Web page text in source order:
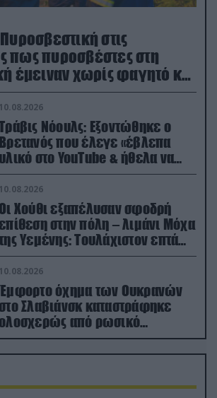
στις
πως πυροσβέστες στη
έμειναν χωρίς φαγητό και
10.08.2026
Νόουλς: Εξοντώθηκε ο
Βρετανός που έλεγε «έβλεπα
υλικό στο YouTube & ήθελα να
τους Ρώσους» (βίντεο)
10.08.2026
Οι Χούθι εξαπέλυσαν σφοδρή
στην πόλη – λιμάνι Μόχα
Υεμένης: Toυλάχιστον επτά
(βίντεο)
10.08.2026
όχημα των Ουκρανών
Σλαβιάνσκ καταστράφηκε
από ρωσικό
μέσα στην πόλη!